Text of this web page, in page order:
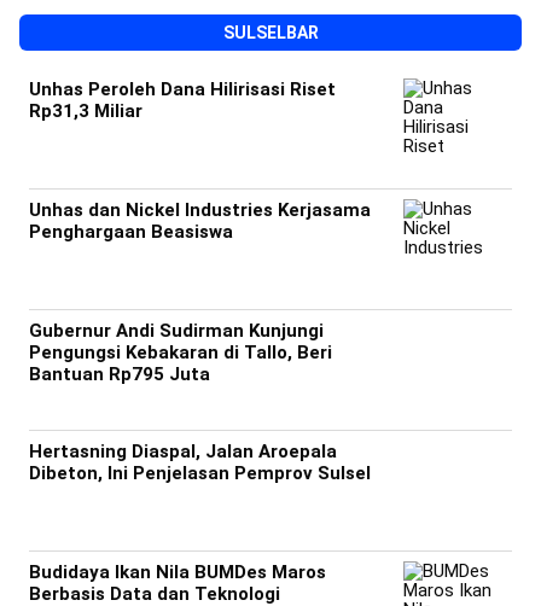
SULSELBAR
Unhas Peroleh Dana Hilirisasi Riset
Rp31,3 Miliar
Unhas dan Nickel Industries Kerjasama
Penghargaan Beasiswa
Gubernur Andi Sudirman Kunjungi
Pengungsi Kebakaran di Tallo, Beri
Bantuan Rp795 Juta
Hertasning Diaspal, Jalan Aroepala
Dibeton, Ini Penjelasan Pemprov Sulsel
Budidaya Ikan Nila BUMDes Maros
Berbasis Data dan Teknologi